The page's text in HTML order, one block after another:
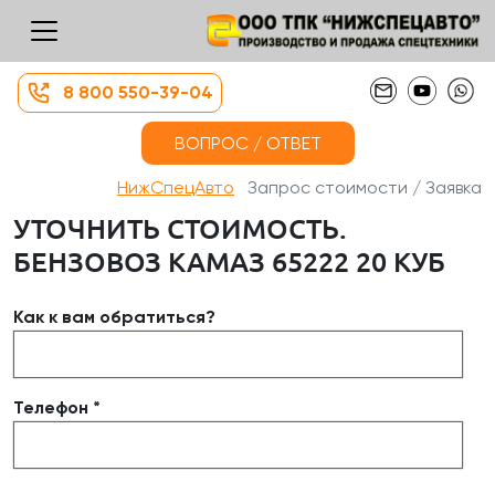
8 800 550-39-04
ВОПРОС / ОТВЕТ
НижСпецАвто Запрос стоимости / Заявка
УТОЧНИТЬ СТОИМОСТЬ.
БЕНЗОВОЗ КАМАЗ 65222 20 КУБ
Как к вам обратиться?
Телефон *